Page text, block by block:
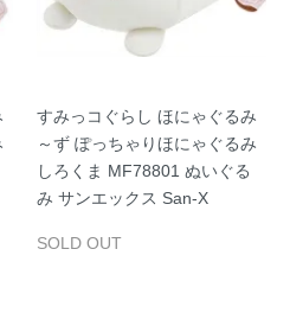
すみっコぐらし ほにゃぐるみ
～ず ぽっちゃりほにゃぐるみ
しろくま MF78801 ぬいぐる
み サンエックス San-X
SOLD OUT